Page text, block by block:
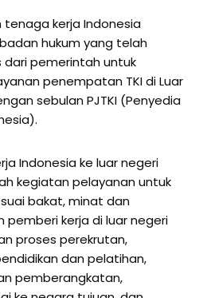
kerja Indonesia
hukum yang telah
pemerintah untuk
penempatan TKI di Luar
sebulan PJTKI (Penyedia
Indonesia ke luar negeri
kegiatan pelayanan untuk
bakat, minat dan
kerja di luar negeri
proses perekrutan,
dan pelatihan,
pemberangkatan,